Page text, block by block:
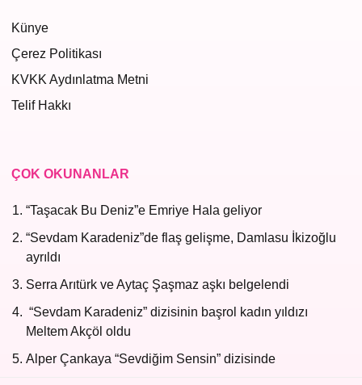
Künye
Çerez Politikası
KVKK Aydınlatma Metni
Telif Hakkı
ÇOK OKUNANLAR
“Taşacak Bu Deniz”e Emriye Hala geliyor
“Sevdam Karadeniz”de flaş gelişme, Damlasu İkizoğlu
ayrıldı
Serra Arıtürk ve Aytaç Şaşmaz aşkı belgelendi
“Sevdam Karadeniz” dizisinin başrol kadın yıldızı
Meltem Akçöl oldu
Alper Çankaya “Sevdiğim Sensin” dizisinde